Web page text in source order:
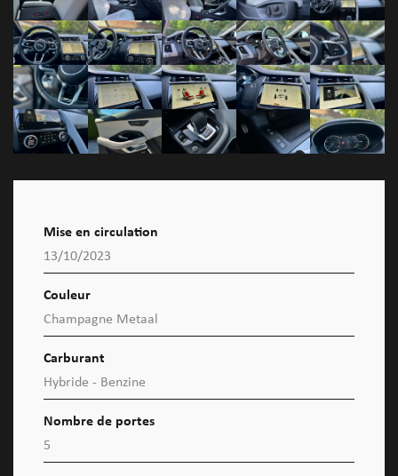
Mise en circulation
13/10/2023
Couleur
Champagne Metaal
Carburant
Hybride - Benzine
Nombre de portes
5